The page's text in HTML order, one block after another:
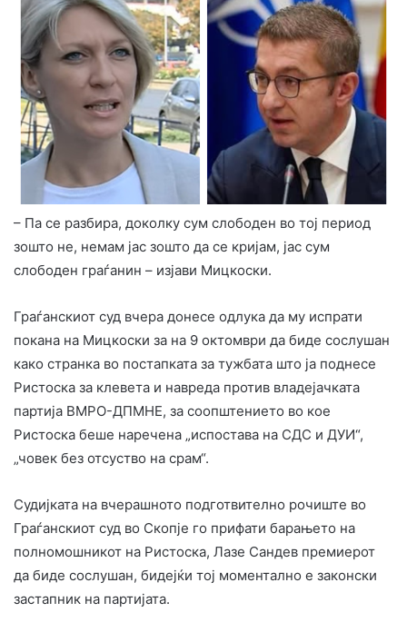
– Па се разбира, доколку сум слободен во тој период
зошто не, немам јас зошто да се кријам, јас сум
слободен граѓанин – изјави Мицкоски.
Граѓанскиот суд вчера донесе одлука да му испрати
покана на Мицкоски за на 9 октомври да биде сослушан
како странка во постапката за тужбата што ја поднесе
Ристоска за клевета и навреда против владејачката
партија ВМРО-ДПМНЕ, за соопштението во кое
Ристоска беше наречена „испостава на СДС и ДУИ“,
„човек без отсуство на срам“.
Судијката на вчерашното подготвително рочиште во
Граѓанскиот суд во Скопје го прифати барањето на
полномошникот на Ристоска, Лазе Сандев премиерот
да биде сослушан, бидејќи тој моментално е законски
застапник на партијата.